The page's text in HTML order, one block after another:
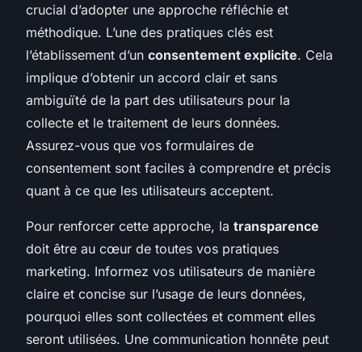
crucial d’adopter une approche réfléchie et
méthodique. L’une des pratiques clés est
l’établissement d’un consentement explicite. Cela
implique d’obtenir un accord clair et sans
ambiguïté de la part des utilisateurs pour la
collecte et le traitement de leurs données.
Assurez-vous que vos formulaires de
consentement sont faciles à comprendre et précis
quant à ce que les utilisateurs acceptent.
Pour renforcer cette approche, la transparence
doit être au cœur de toutes vos pratiques
marketing. Informez vos utilisateurs de manière
claire et concise sur l’usage de leurs données,
pourquoi elles sont collectées et comment elles
seront utilisées. Une communication honnête peut